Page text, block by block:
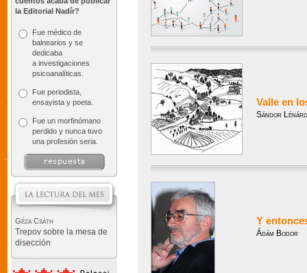
la Editorial Nadír?
Fue médico de
balnearios y se
dedicaba
a investigaciones
psicoanalíticas.
Fue periodista,
ensayista y poeta.
Fue un morfinómano
perdido y nunca tuvo
una profesión seria.
Géza Csáth
Trepov sobre la mesa de
disección
Valle en
Sándor Lénárd
Y
Ádám Bodor